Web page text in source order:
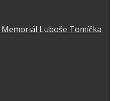
Luboše Tomíčka